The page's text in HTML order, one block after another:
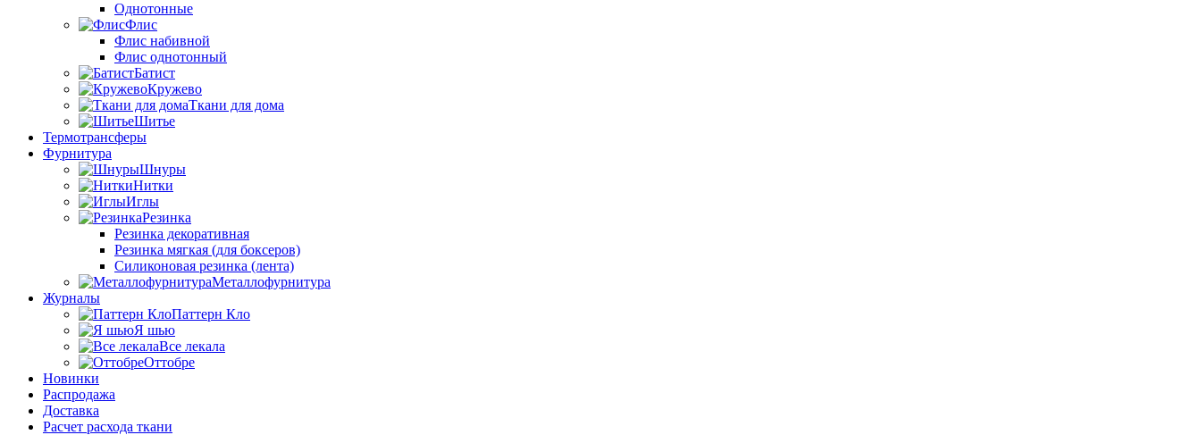
Однотонные
Флис
Флис набивной
Флис однотонный
Батист
Кружево
Ткани для дома
Шитье
Термотрансферы
Фурнитура
Шнуры
Нитки
Иглы
Резинка
Резинка декоративная
Резинка мягкая (для боксеров)
Силиконовая резинка (лента)
Металлофурнитура
Журналы
Паттерн Кло
Я шью
Все лекала
Оттобре
Новинки
Распродажа
Доставка
Расчет расхода ткани